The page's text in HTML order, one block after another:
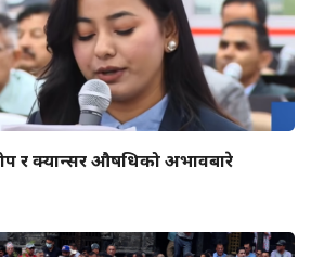
र क्यान्सर औषधिको अभावबारे